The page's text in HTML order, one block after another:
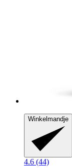
Winkelmandje
4.6 (44)